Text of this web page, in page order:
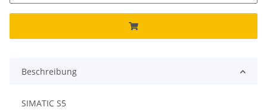
Beschreibung
SIMATIC S5